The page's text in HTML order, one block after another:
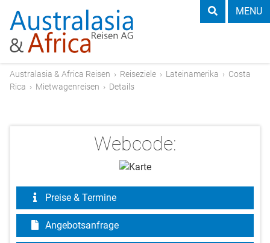
MENU
Australasia & Africa Reisen › Reiseziele › Lateinamerika › Costa
Rica › Mietwagenreisen › Details
Webcode:
Preise & Termine
Angebotsanfrage